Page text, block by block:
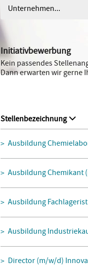
Unternehmen...
Initiativbewerbung
Kein passendes
Dann erwarten wir gerne
Stellenbezeichnung
Ausbildung
Ausbildung Chemikant
Ausbildung
Ausbildung
Director (m/w/d)